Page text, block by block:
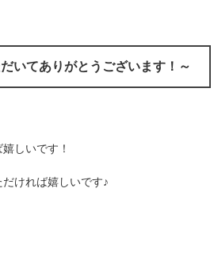
いてありがとうございます！～
しいです！
ければ嬉しいです♪